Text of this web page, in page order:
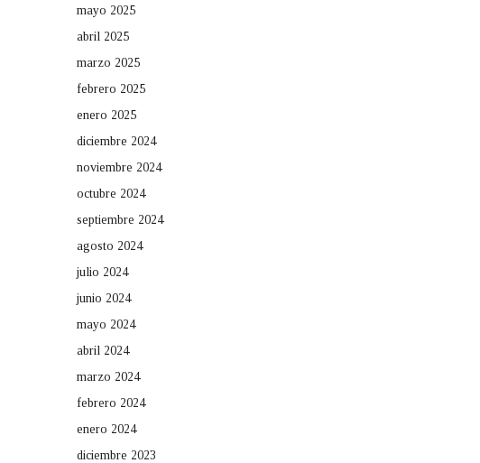
mayo 2025
abril 2025
marzo 2025
febrero 2025
enero 2025
diciembre 2024
noviembre 2024
octubre 2024
septiembre 2024
agosto 2024
julio 2024
junio 2024
mayo 2024
abril 2024
marzo 2024
febrero 2024
enero 2024
diciembre 2023